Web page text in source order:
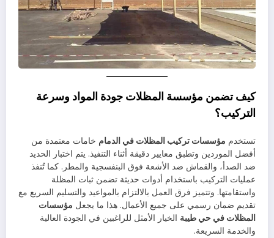
كيف تضمن مؤسسة المظلات جودة المواد وسرعة
التركيب؟
تستخدم مؤسسات تركيب المظلات في الدمام خامات معتمدة من
أفضل الموردين وتطبق معايير دقيقة أثناء التنفيذ. يتم اختبار الحديد
ضد الصدأ، والقماش ضد الأشعة فوق البنفسجية والمطر. كما تُنفذ
عمليات التركيب باستخدام أدوات حديثة تضمن ثبات المظلة
واستقامتها. وتتميز فرق العمل بالالتزام بالمواعيد والتسليم السريع مع
تقديم ضمان رسمي على جميع الأعمال. هذا ما يجعل مؤسسات
المظلات في حي طيبة الخيار الأمثل للراغبين في الجودة العالية
والخدمة السريعة.